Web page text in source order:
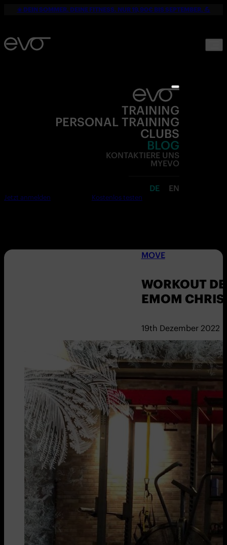
☀️ DEIN SOMMER. DEINE FITNESS. NUR 19,90€ BIS SEPTEMBER. 💪
TRAINING
PERSONAL TRAINING
CLUBS
BLOG
KONTAKTIERE UNS
MYEVO
DE EN
Jetzt anmelden Kostenlos testen
MOVE
WORKOUT
EMOM
19th Dezember 2022